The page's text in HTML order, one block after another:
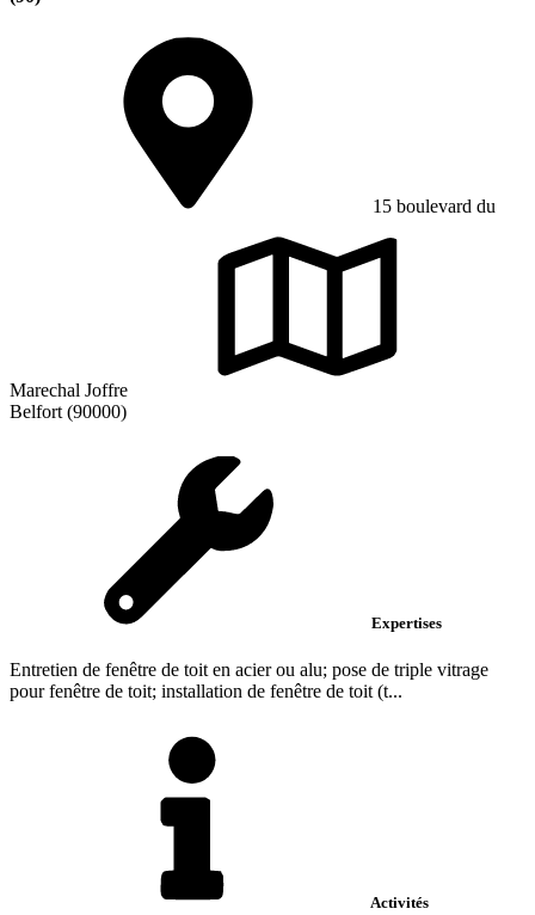
15 boulevard du
Marechal Joffre
Belfort (90000)
Expertises
Entretien de fenêtre de toit en acier ou alu; pose de triple vitrage
pour fenêtre de toit; installation de fenêtre de toit (t...
Activités